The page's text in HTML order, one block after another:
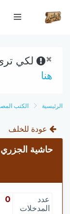
× لكي
هنا
الرئيسية الكتب
عودة للخلف
حاشية
عدد
المدخلات
0